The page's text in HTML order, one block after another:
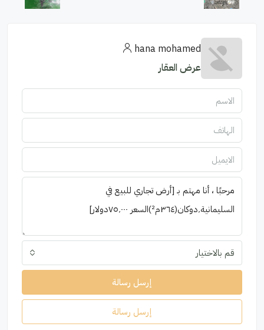
hana mohamed
عرض العقار
قم بالاختيار
إرسل رسالة
إرسل رسالة